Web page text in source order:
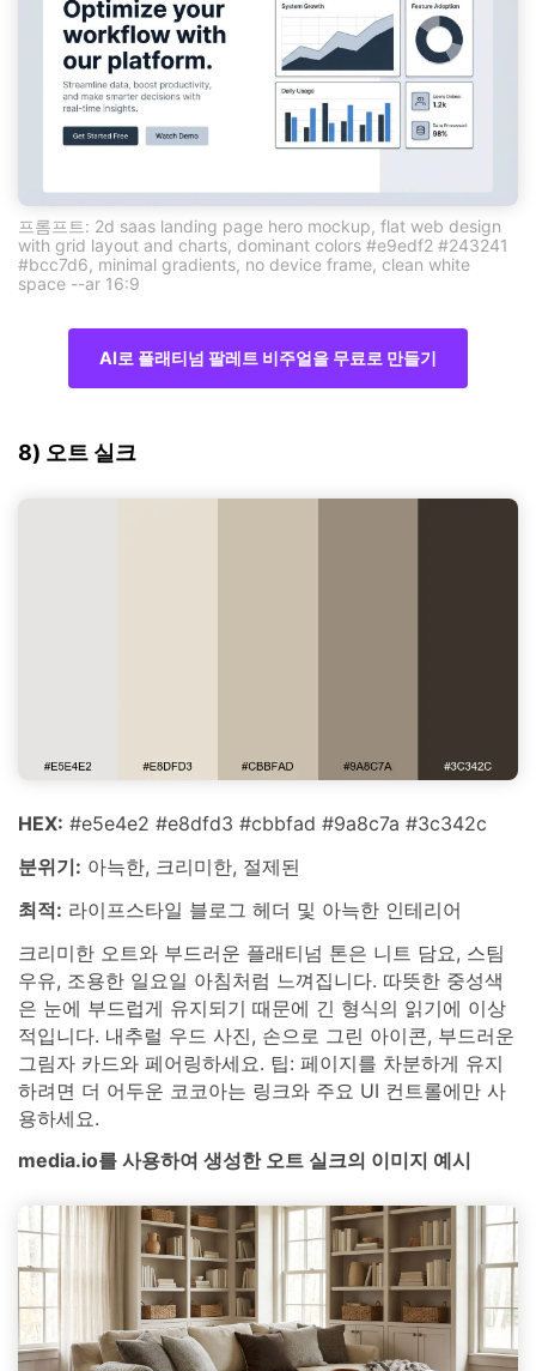
프롬프트: 2d saas landing page hero mockup, flat web design
with grid layout and charts, dominant colors #e9edf2 #243241
#bcc7d6, minimal gradients, no device frame, clean white
space --ar 16:9
AI로 플래티넘 팔레트 비주얼을 무료로 만들기
8) 오트 실크
HEX: #e5e4e2 #e8dfd3 #cbbfad #9a8c7a #3c342c
분위기: 아늑한, 크리미한, 절제된
최적: 라이프스타일 블로그 헤더 및 아늑한 인테리어
크리미한 오트와 부드러운 플래티넘 톤은 니트 담요, 스팀
우유, 조용한 일요일 아침처럼 느껴집니다. 따뜻한 중성색
은 눈에 부드럽게 유지되기 때문에 긴 형식의 읽기에 이상
적입니다. 내추럴 우드 사진, 손으로 그린 아이콘, 부드러운
그림자 카드와 페어링하세요. 팁: 페이지를 차분하게 유지
하려면 더 어두운 코코아는 링크와 주요 UI 컨트롤에만 사
용하세요.
media.io를 사용하여 생성한 오트 실크의 이미지 예시